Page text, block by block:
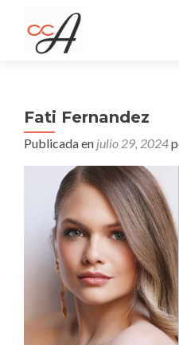
Fati Fernandez
Publicada en julio 29, 2024